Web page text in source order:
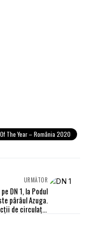
The Year – România 2020
URMĂTOR
DN 1, la Podul
pârâul Azuga.
de circulație